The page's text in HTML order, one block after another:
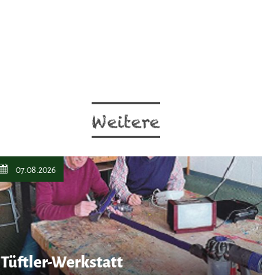
Weitere
07.08.2026
Tüftler-Werkstatt